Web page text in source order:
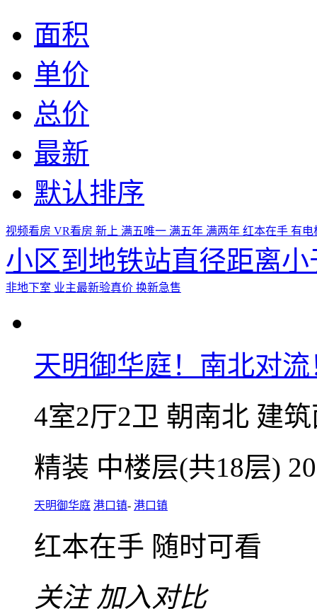
面积
单价
总价
最新
默认排序
视频看房 VR看房 新上 满五唯一 满五年 满两年 红本在手 有电
小区到地铁站直径距离小
非地下室 业主最新验真价 换新急售
天明御华庭！南北对
4室2厅2卫 朝南北 建
精装 中楼层(共18层)
红本在手
随时可看